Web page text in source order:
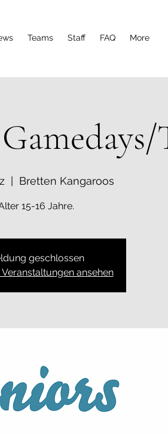
Teams Staff FAQ More
  |
Bretten Kangaroos
15-16 Jahre.
geschlossen
ansehen